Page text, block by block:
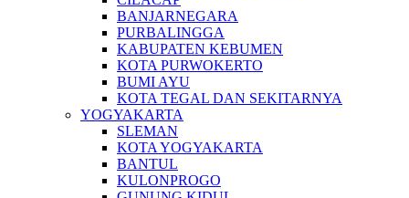
BANJARNEGARA
PURBALINGGA
KABUPATEN KEBUMEN
KOTA PURWOKERTO
BUMI AYU
KOTA TEGAL DAN SEKITARNYA
YOGYAKARTA
SLEMAN
KOTA YOGYAKARTA
BANTUL
KULONPROGO